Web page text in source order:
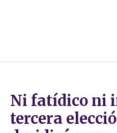
Ni fatídico ni
tercera